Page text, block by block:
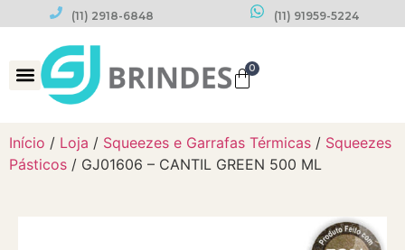
(11) 2918-6848 (11) 91959-5224
0
Início / Loja / Squeezes e Garrafas Térmicas / Squeezes
Pásticos / GJ01606 – CANTIL GREEN 500 ML